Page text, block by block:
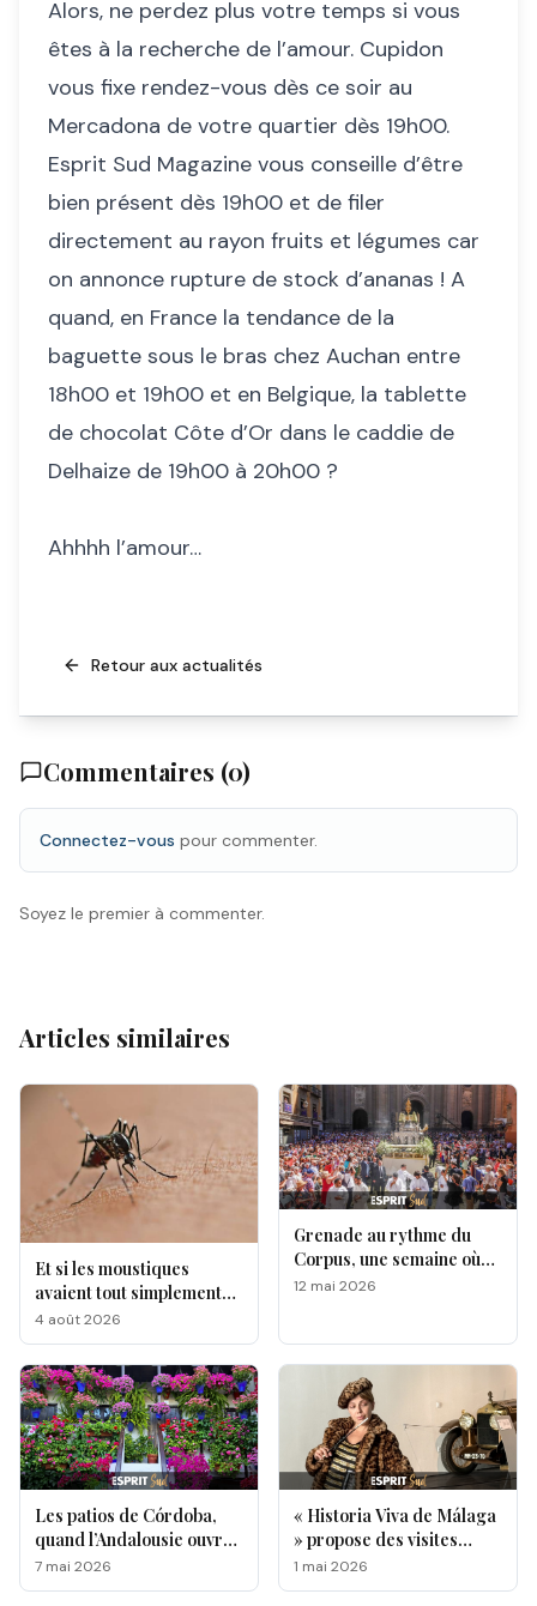
Alors, ne perdez plus votre temps si vous
êtes à la recherche de l’amour. Cupidon
vous fixe rendez-vous dès ce soir au
Mercadona de votre quartier dès 19h00.
Esprit Sud Magazine vous conseille d’être
bien présent dès 19h00 et de filer
directement au rayon fruits et légumes car
on annonce rupture de stock d’ananas ! A
quand, en France la tendance de la
baguette sous le bras chez Auchan entre
18h00 et 19h00 et en Belgique, la tablette
de chocolat Côte d’Or dans le caddie de
Delhaize de 19h00 à 20h00 ?
Ahhhh l’amour…
Retour aux actualités
Commentaires (0)
Connectez-vous pour commenter.
Soyez le premier à commenter.
Articles similaires
Et si les moustiques
avaient tout simplement
leurs préférés ?
4 août 2026
Grenade au rythme du
Corpus, une semaine où
l’Andalousie révèle toute
12 mai 2026
Les patios de Córdoba,
quand l’Andalousie ouvre
ses portes au monde
7 mai 2026
« Historia Viva de Málaga
» propose des visites
originales de lieux
emblématiques de la ville
1 mai 2026